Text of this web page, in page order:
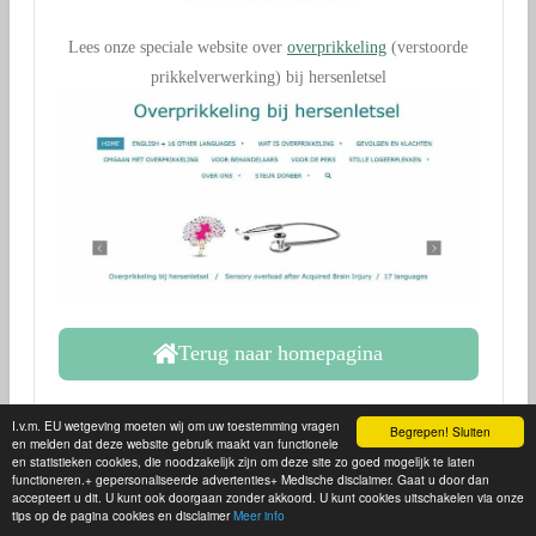
Begrepen! Sluiten
I.v.m. EU wetgeving moeten wij om uw toestemming vragen
en melden dat deze website gebruik maakt van functionele
en statistieken cookies, die noodzakelijk zijn om deze site zo goed mogelijk te laten
functioneren.+ gepersonaliseerde advertenties+ Medische disclaimer. Gaat u door dan
accepteert u dit. U kunt ook doorgaan zonder akkoord. U kunt cookies uitschakelen via onze
tips op de pagina cookies en disclaimerMeer info
Lees onze speciale website over overprikkeling (verstoorde
prikkelverwerking) bij hersenletsel
Terug naar homepagina